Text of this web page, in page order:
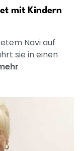
mit Kindern
Navi auf
sie in einen